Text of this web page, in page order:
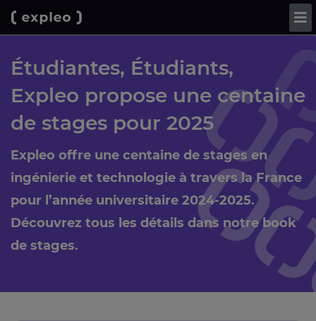
Étudiantes, Étudiants,
Expleo propose une centaine
de stages pour 2025
Expleo offre une centaine de stages en
ingénierie et technologie à travers la France
pour l’année universitaire 2024-2025.
Découvrez tous les détails dans notre book
de stages.